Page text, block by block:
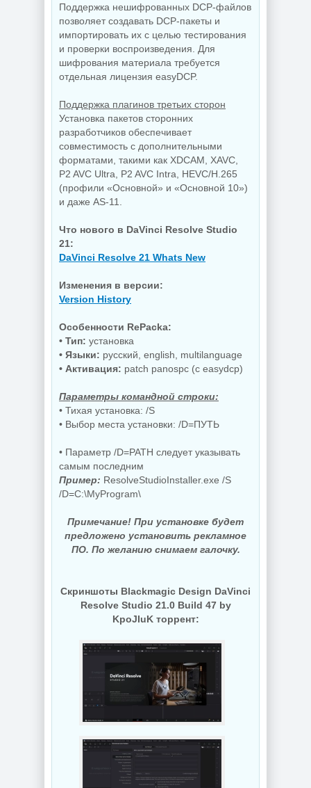
Поддержка нешифрованных DCP-файлов
позволяет создавать DCP-пакеты и
импортировать их с целью тестирования
и проверки воспроизведения. Для
шифрования материала требуется
отдельная лицензия easyDCP.
Поддержка плагинов третьих сторон
Установка пакетов сторонних
разработчиков обеспечивает
совместимость с дополнительными
форматами, такими как XDCAM, XAVC,
P2 AVC Ultra, P2 AVC Intra, HEVC/H.265
(профили «Основной» и «Основной 10»)
и даже AS-11.
Что нового в DaVinci Resolve Studio
21:
DaVinci Resolve 21 Whats New
Изменения в версии:
Version History
Особенности RePacka:
• Тип: установка
• Языки: русский, english, multilanguage
• Активация: patch panospc (с easydcp)
Параметры командной строки:
• Тихая установка: /S
• Выбор места установки: /D=ПУТЬ
• Параметр /D=PATH следует указывать
самым последним
Пример: ResolveStudioInstaller.exe /S
/D=C:\MyProgram\
Примечание! При установке будет
предложено установить рекламное
ПО. По желанию снимаем галочку.
Скриншоты Blackmagic Design DaVinci
Resolve Studio 21.0 Build 47 by
KpoJIuK торрент: